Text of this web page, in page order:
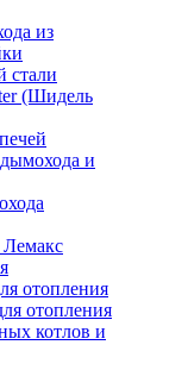
из
стали
(Шидель
и
Лемакс
отопления
отопления
котлов и